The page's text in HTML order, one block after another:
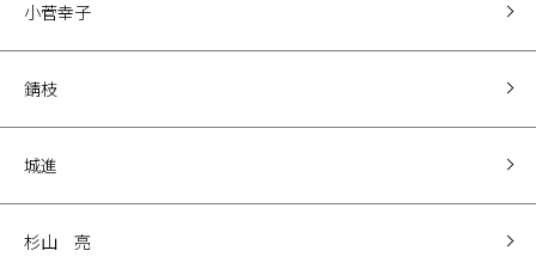
小菅幸子
錆枝
城進
杉山 亮